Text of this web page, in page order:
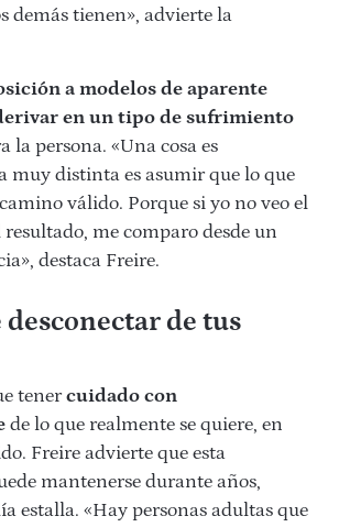
demás tienen», advierte la
a modelos de aparente
en un tipo de sufrimiento
la persona. «Una cosa es
muy distinta es asumir que lo que
válido. Porque si yo no veo el
resultado, me comparo desde un
destaca Freire.
desconectar de tus
tenercuidado con
de lo que realmente se quiere, en
Freire advierte que esta
mantenerse durante años,
estalla. «Hay personas adultas que